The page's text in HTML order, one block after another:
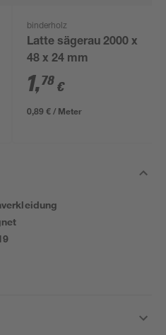
binderholz
Latte sägerau 2000 x
48 x 24 mm
1,78 €
0,89 € / Meter